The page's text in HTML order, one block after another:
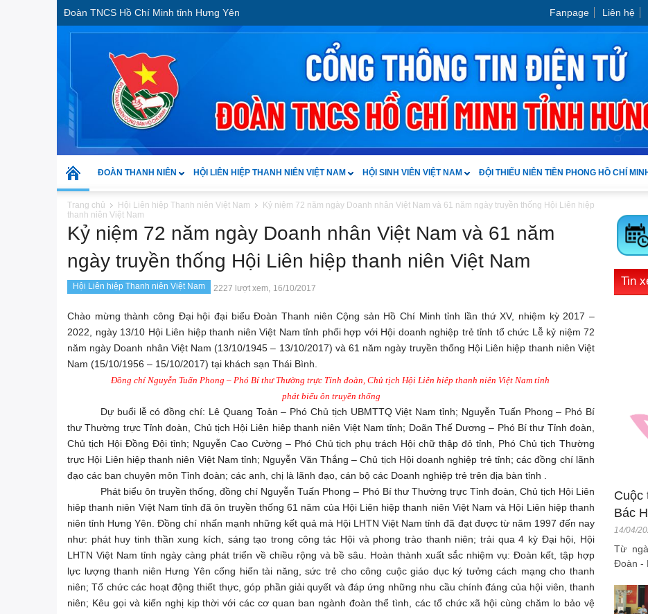
Đoàn TNCS Hồ Chí Minh tỉnh Hưng Yên Fanpage Liên hệ
ĐOÀN THANH NIÊN HỘI LIÊN HIỆP THANH NIÊN VIỆT NAM HỘI SINH VIÊN VIỆT NAM ĐỘI THIẾU NIÊN TIỀN PHONG HỒ CHÍ
Trang chủ Hội Liên hiệp Thanh niên Việt Nam
Kỷ niệm 72 năm ngày Doanh nhân Việt Nam và 61 năm ngày truyền thống Hội Liên hiệp
thanh niên Việt Nam
Kỷ niệm 72 năm ngày Doanh nhân Việt Nam và 61 năm
ngày truyền thống Hội Liên hiệp thanh niên Việt Nam
Hội Liên hiệp Thanh niên Việt Nam 2227 lượt xem, 16/10/2017
Chào mừng thành công Đại hội đại biểu Đoàn Thanh niên Cộng sản Hồ Chí Minh tỉnh lần thứ XV, nhiệm kỳ 2017 –
2022, ngày 13/10 Hội Liên hiệp thanh niên Việt Nam tỉnh phối hợp với Hội doanh nghiệp trẻ tỉnh tổ chức Lễ kỷ niệm 72
năm ngày Doanh nhân Việt Nam (13/10/1945 – 13/10/2017) và 61 năm ngày truyền thống Hội Liên hiệp thanh niên Việt
Nam (15/10/1956 – 15/10/2017) tại khách sạn Thái Bình.
Đồng chí Nguyễn Tuấn Phong – Phó Bí thư Thường trực Tỉnh đoàn, Chủ tịch Hội Liên hiêp thanh niên Việt Nam tỉnh
phát biểu ôn truyền thống
Dự buổi lễ có đồng chí: Lê Quang Toản – Phó Chủ tịch UBMTTQ Việt Nam tỉnh; Nguyễn Tuấn Phong – Phó Bí
thư Thường trực Tỉnh đoàn, Chủ tịch Hội Liên hiêp thanh niên Việt Nam tỉnh; Doãn Thế Dương – Phó Bí thư Tỉnh đoàn,
Chủ tịch Hội Đồng Đội tỉnh; Nguyễn Cao Cường – Phó Chủ tịch phụ trách Hội chữ thập đỏ tỉnh, Phó Chủ tịch Thường
trực Hội Liên hiệp thanh niên Việt Nam tỉnh; Nguyễn Văn Thắng – Chủ tịch Hội doanh nghiệp trẻ tỉnh; các đồng chí lãnh
đạo các ban chuyên môn Tỉnh đoàn; các anh, chị là lãnh đạo, cán bộ các Doanh nghiệp trẻ trên địa bàn tỉnh .
Phát biểu ôn truyền thống, đồng chí Nguyễn Tuấn Phong – Phó Bí thư Thường trực Tỉnh đoàn, Chủ tịch Hội Liên
hiêp thanh niên Việt Nam tỉnh đã ôn truyền thống 61 năm của Hội Liên hiệp thanh niên Việt Nam và Hội Liên hiệp thanh
niên tỉnh Hưng Yên. Đồng chí nhấn mạnh những kết quả mà Hội LHTN Việt Nam tỉnh đã đạt được từ năm 1997 đến nay
như: phát huy tinh thần xung kích, sáng tạo trong công tác Hội và phong trào thanh niên; trải qua 4 kỳ Đại hội, Hội
LHTN Việt Nam tỉnh ngày càng phát triển về chiều rộng và bề sâu. Hoàn thành xuất sắc nhiệm vụ: Đoàn kết, tập hợp
lực lượng thanh niên Hưng Yên cống hiến tài năng, sức trẻ cho công cuộc giáo dục ký tưởng cách mạng cho thanh
niên; Tổ chức các hoạt động thiết thực, góp phần giải quyết và đáp ứng những nhu cầu chính đáng của hội viên, thanh
niên; Kêu gọi và kiến nghị kịp thời với các cơ quan ban ngành đoàn thể tình, các tổ chức xã hội cùng chăm lo bảo vệ
Tin
Cuộc
Bác
14/04/
Từ
Đoàn -